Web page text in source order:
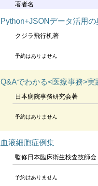
著者名
Python+JSONデータ活用
クジラ飛行机著
予約はありません
Q&Aでわかる<医療事務>実
日本病院事務研究会著
予約はありません
血液細胞症例集
監修日本臨床衛生検査技師会
予約はありません